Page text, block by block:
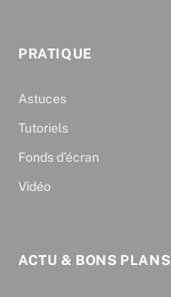
PRATIQUE
Astuces
Tutoriels
Fonds d’écran
Vidéo
ACTU & BONS PLANS